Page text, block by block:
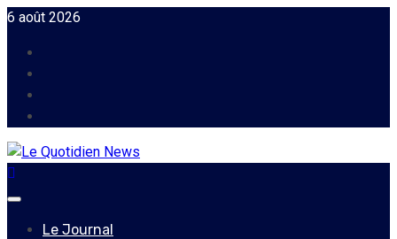
Skip
content
6 août 2026
Primary
Le Journal